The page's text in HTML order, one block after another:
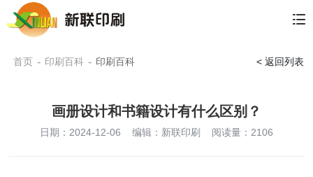
首页 - 印刷百科 - 印刷百科 < 返回列表
画册设计和书籍设计有什么区别？
日期：2024-12-06 编辑：新联印刷 阅读量： 2106